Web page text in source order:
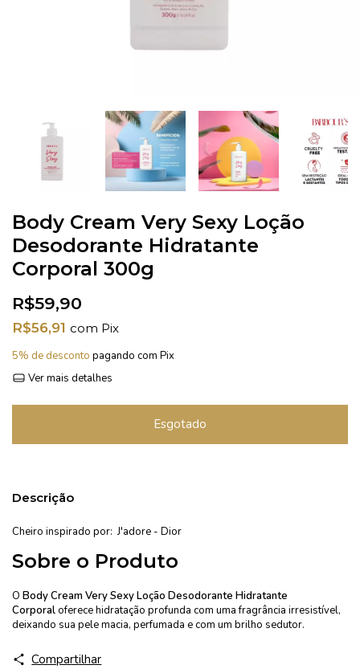
Body Cream Very Sexy Loção
Desodorante Hidratante
Corporal 300g
R$59,90
R$56,91 com Pix
5% de desconto pagando com Pix
Ver mais detalhes
Descrição
Cheiro inspirado por: J'adore - Dior
Sobre o Produto
O Body Cream Very Sexy Loção Desodorante Hidratante
Corporaloferece hidratação profunda com uma fragrância irresistível,
deixando sua pele macia, perfumada e com um brilho sedutor.
Compartilhar